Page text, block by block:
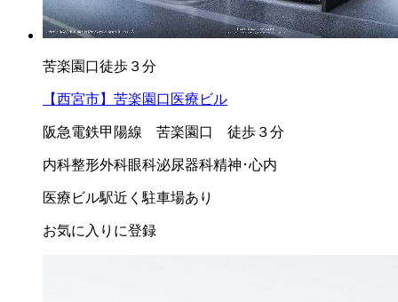
苦楽園口徒歩３分
【西宮市】苦楽園口医療ビル
阪急電鉄甲陽線 苦楽園口 徒歩３分
内科整形外科眼科泌尿器科精神･心内
医療ビル駅近く 駐車場あり
お気に入りに登録